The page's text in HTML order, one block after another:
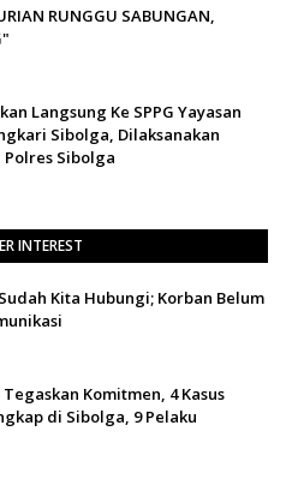
RUNGGU SABUNGAN,
Langsung Ke SPPG Yayasan
Sibolga, Dilaksanakan
Polres Sibolga
INTEREST
Kita Hubungi; Korban Belum
Tegaskan Komitmen, 4 Kasus
di Sibolga, 9 Pelaku